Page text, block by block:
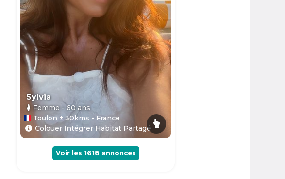
Sylvia
Femme - 60ans
Toulon ± 30kms - France
Colouer Intégrer Habitat Partagé
Voir les 1618 annonces